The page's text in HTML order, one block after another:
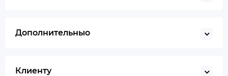
Дополнительныо
Клиенту